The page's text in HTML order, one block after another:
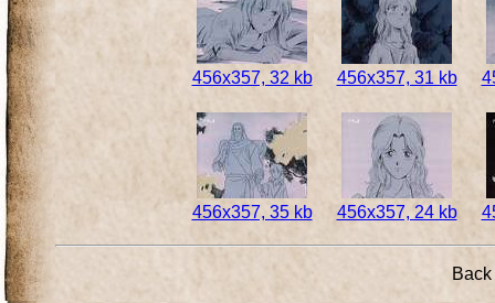
456x357, 32 kb 456x357, 31 kb
456x357, 35 kb 456x357, 24 kb